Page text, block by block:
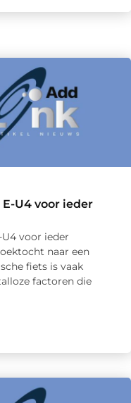
U4 voor ieder
voor ieder
naar een
fiets is vaak
factoren die